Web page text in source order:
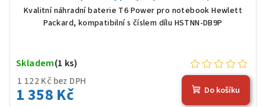
černá
Kvalitní náhradní baterie T6 Power pro notebook Hewlett
Packard, kompatibilní s číslem dílu HSTNN-DB9P
1 122 Kč bez DPH
1 358 Kč
Skladem(1 ks)
Do košíku